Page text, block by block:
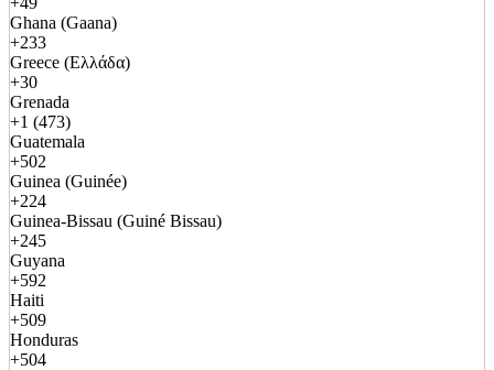
Ghana (Gaana)
+233
Greece (Ελλάδα)
+30
Grenada
+1 (473)
Guatemala
+502
Guinea (Guinée)
+224
Guinea-Bissau (Guiné Bissau)
+245
Guyana
+592
Haiti
+509
Honduras
+504